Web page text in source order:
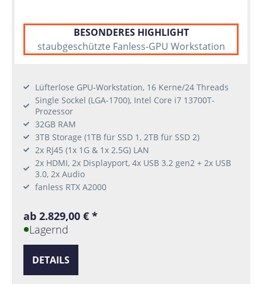
BESONDERES HIGHLIGHT
staubgeschützte Fanless-GPU Workstation
Lüfterlose GPU-Workstation, 16 Kerne/24 Threads
Single Sockel (LGA-1700), Intel Core i7 13700T-
Prozessor
32GB RAM
3TB Storage (1TB für SSD 1, 2TB für SSD 2)
2x RJ45 (1x 1G & 1x 2.5G) LAN
2x HDMI, 2x Displayport, 4x USB 3.2 gen2 + 2x USB
3.0, 2x Audio
fanless RTX A2000
ab 2.829,00 € *
Lagernd
DETAILS